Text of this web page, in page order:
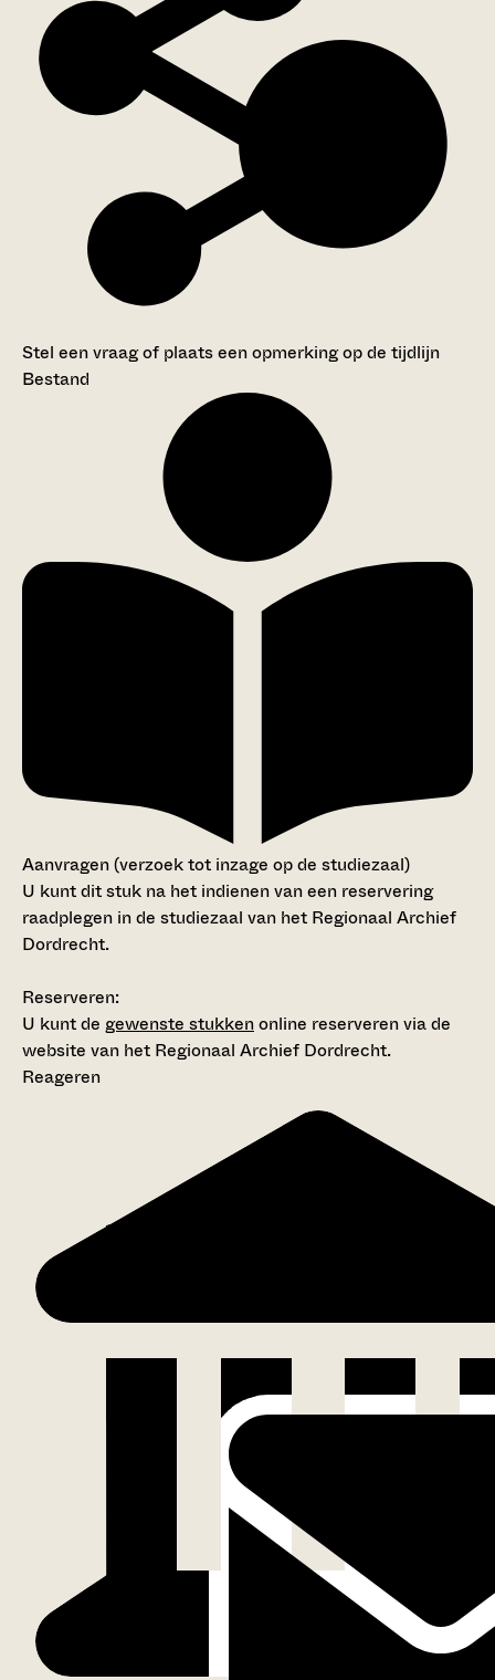
Stel een vraag of plaats een opmerking op de tijdlijn
Bestand
Aanvragen (verzoek tot inzage op de studiezaal)
U kunt dit stuk na het indienen van een reservering
raadplegen in de studiezaal van het Regionaal Archief
Dordrecht.
Reserveren:
U kunt de gewenste stukkenonline reserveren via de
website van het Regionaal Archief Dordrecht.
Reageren